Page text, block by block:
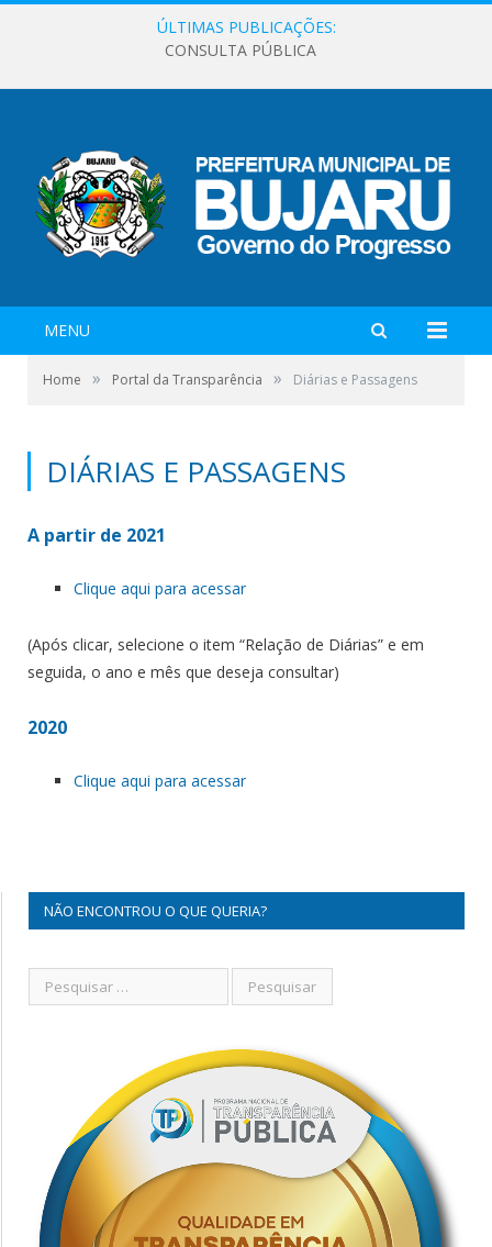
ÚLTIMAS PUBLICAÇÕES:
CONSULTA PÚBLICA
MENU
Home » Portal da Transparência » Diárias e Passagens
DIÁRIAS E PASSAGENS
A partir de 2021
Clique aqui para acessar
(Após clicar, selecione o item “Relação de Diárias” e em
seguida, o ano e mês que deseja consultar)
2020
Clique aqui para acessar
NÃO ENCONTROU O QUE QUERIA?